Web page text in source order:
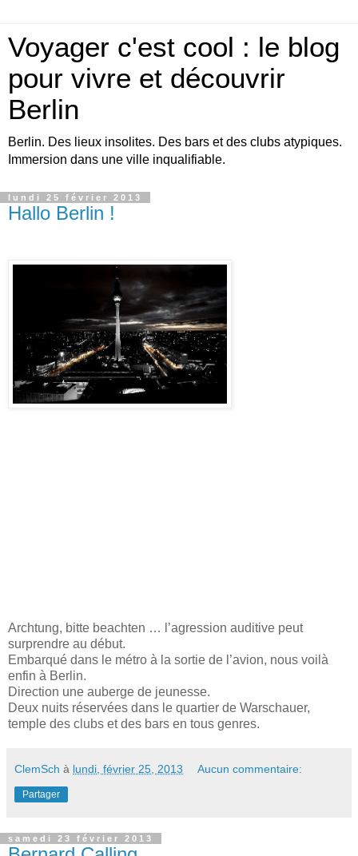
Voyager c'est cool : le blog
pour vivre et découvrir
Berlin
Berlin. Des lieux insolites. Des bars et des clubs atypiques.
Immersion dans une ville inqualifiable.
lundi 25 février 2013
Hallo Berlin !
Archtung, bitte beachten … l’agression auditive peut
surprendre au début.
Embarqué dans le métro à la sortie de l’avion, nous voilà
enfin à Berlin.
Direction une auberge de jeunesse.
Deux nuits réservées dans le quartier de Warschauer,
temple des clubs et des bars en tous genres.
ClemSch à lundi, février 25, 2013 Aucun commentaire:
Partager
samedi 23 février 2013